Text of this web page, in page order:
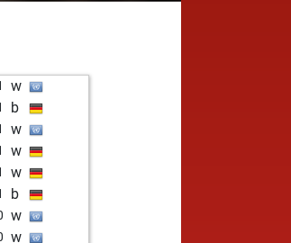
w
b
w
w
w
b
w
w